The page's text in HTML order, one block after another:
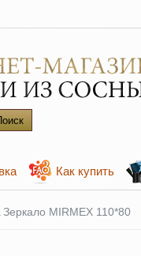
Как купить
Зеркало MIRMEX 110*80